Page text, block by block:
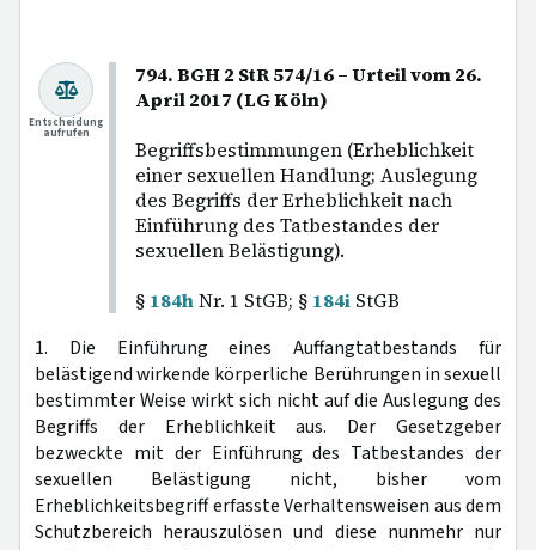
794. BGH 2 StR 574/16 – Urteil vom 26.
April 2017 (LG Köln)
Begriffsbestimmungen (Erheblichkeit
einer sexuellen Handlung; Auslegung
des Begriffs der Erheblichkeit nach
Einführung des Tatbestandes der
sexuellen Belästigung).
§ 184hNr. 1 StGB; § 184i StGB
Entscheidung
aufrufen
1. Die Einführung eines Auffangtatbestands für
belästigend wirkende körperliche Berührungen in sexuell
bestimmter Weise wirkt sich nicht auf die Auslegung des
Begriffs der Erheblichkeit aus. Der Gesetzgeber
bezweckte mit der Einführung des Tatbestandes der
sexuellen Belästigung nicht, bisher vom
Erheblichkeitsbegriff erfasste Verhaltensweisen aus dem
Schutzbereich herauszulösen und diese nunmehr nur